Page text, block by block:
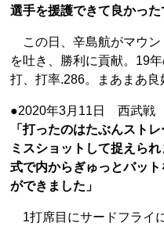
選手を援護できて良かった
この日、辛島航がマウン
を吐き、勝利に貢献。19
打、打率.286。まあまあ良
●2020年3月11日 西武戦
「打ったのはたぶんスト
ミスショットして捉えら
式で内からぎゅっとバッ
ができました」
1打席目にサードフライ